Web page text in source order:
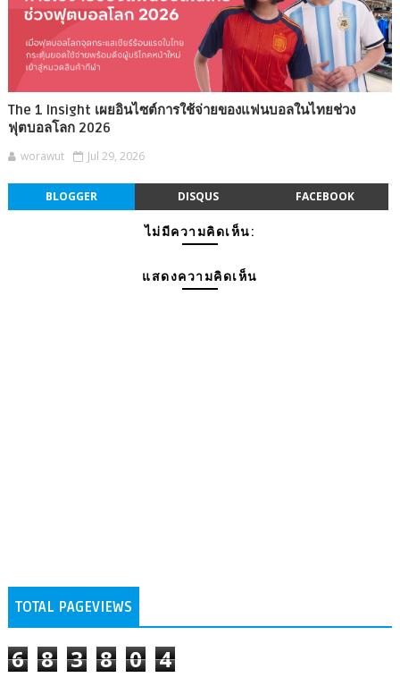
The 1 Insight เผยอินไซต์การใช้จ่ายของแฟนบอลในไทยช่วง
ฟุตบอลโลก 2026
worawut Jul 29, 2026
BLOGGER DISQUS FACEBOOK
ไม่มีความคิดเห็น:
แสดงความคิดเห็น
TOTAL PAGEVIEWS
6 8 3 8 0 4